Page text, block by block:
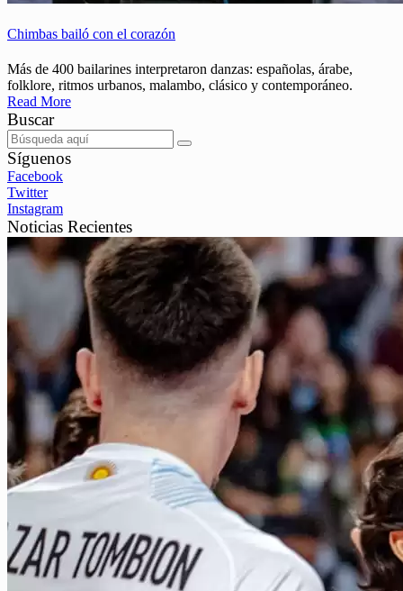
Chimbas bailó con el corazón
Más de 400 bailarines interpretaron danzas: españolas, árabe,
folklore, ritmos urbanos, malambo, clásico y contemporáneo.
Read More
Buscar
Síguenos
Facebook
Twitter
Instagram
Noticias Recientes